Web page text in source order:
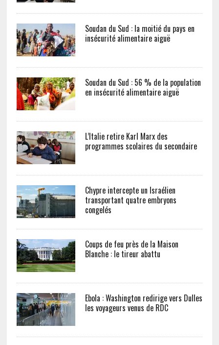
Soudan du Sud : la moitié du pays en
insécurité alimentaire aiguë
Soudan du Sud : 56 % de la population
en insécurité alimentaire aiguë
L’Italie retire Karl Marx des
programmes scolaires du secondaire
Chypre intercepte un Israélien
transportant quatre embryons
congelés
Coups de feu près de la Maison
Blanche : le tireur abattu
Ebola : Washington redirige vers Dulles
les voyageurs venus de RDC